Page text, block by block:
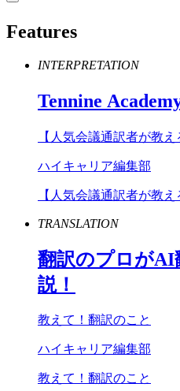
Features
INTERPRETATION
Tennine
【人気会議通訳者が教え
ハイキャリア編集部
【人気会議通訳者が教え
TRANSLATION
翻訳のプロがAI
説！
教えて！翻訳のこと
ハイキャリア編集部
教えて！翻訳のこと